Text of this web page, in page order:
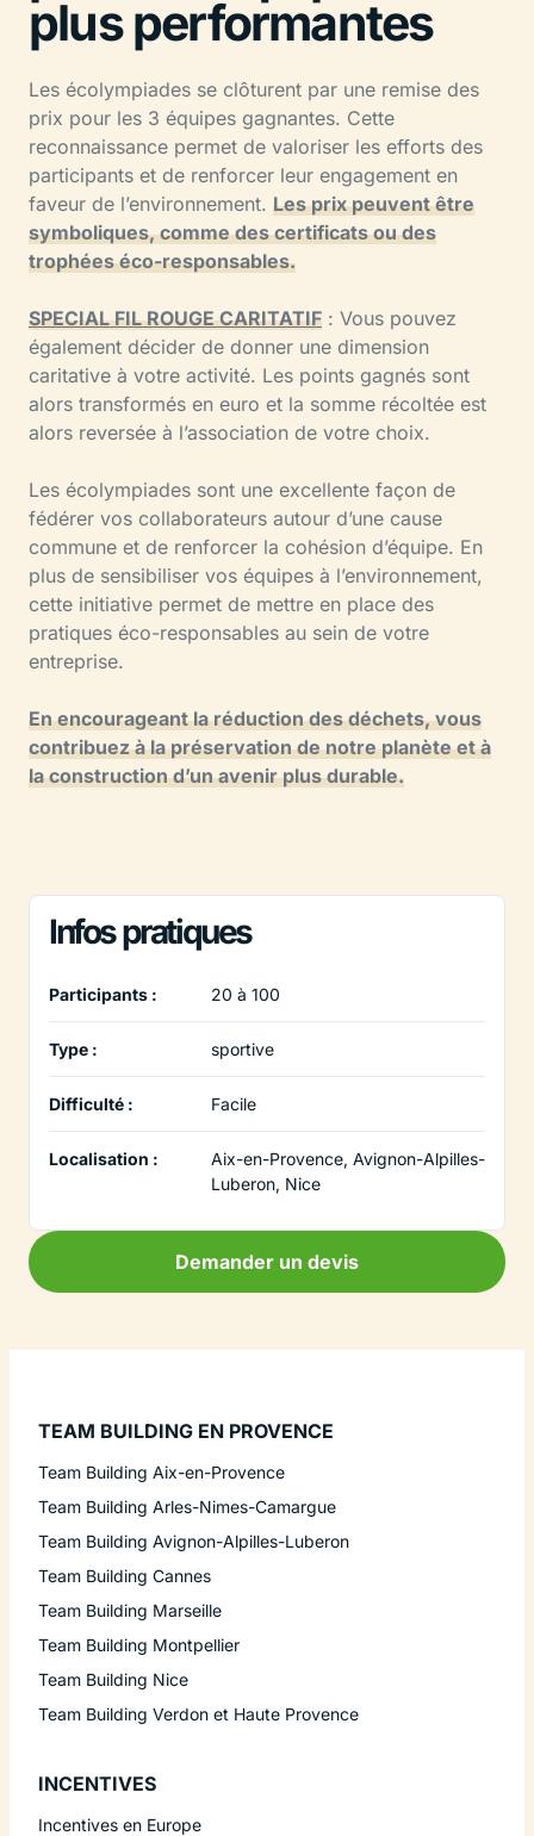
plus performantes
Les écolympiades se clôturent par une remise des
prix pour les 3 équipes gagnantes. Cette
reconnaissance permet de valoriser les efforts des
participants et de renforcer leur engagement en
faveur de l’environnement. Les prix peuvent être
symboliques, comme des certificats ou des
trophées éco-responsables.
SPECIAL FIL ROUGE CARITATIF : Vous pouvez
également décider de donner une dimension
caritative à votre activité. Les points gagnés sont
alors transformés en euro et la somme récoltée est
alors reversée à l’association de votre choix.
Les écolympiades sont une excellente façon de
fédérer vos collaborateurs autour d’une cause
commune et de renforcer la cohésion d’équipe. En
plus de sensibiliser vos équipes à l’environnement,
cette initiative permet de mettre en place des
pratiques éco-responsables au sein de votre
entreprise.
En encourageant la réduction des déchets, vous
contribuez à la préservation de notre planète et à
la construction d’un avenir plus durable.
Infos pratiques
Participants : 20 à 100
Type : sportive
Difficulté : Facile
Localisation :
Aix-en-Provence, Avignon-Alpilles-
Luberon, Nice
Demander un devis
TEAM BUILDING EN PROVENCE
Team Building Aix-en-Provence
Team Building Arles-Nimes-Camargue
Team Building Avignon-Alpilles-Luberon
Team Building Cannes
Team Building Marseille
Team Building Montpellier
Team Building Nice
Team Building Verdon et Haute Provence
INCENTIVES
Incentives en Europe